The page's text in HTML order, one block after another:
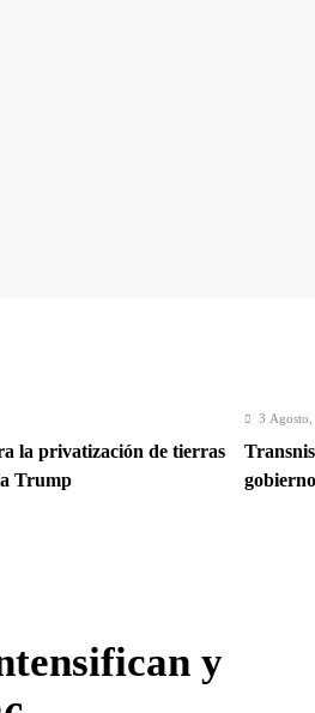
la privatización de tierras
Trump
3 Agosto,
y